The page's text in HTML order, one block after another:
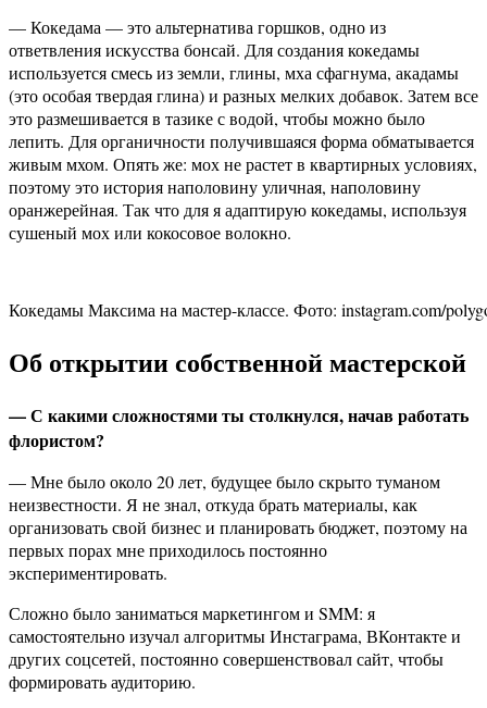
— Кокедама — это альтернатива горшков, одно из
ответвления искусства бонсай. Для создания кокедамы
используется смесь из земли, глины, мха сфагнума, акадамы
(это особая твердая глина) и разных мелких добавок. Затем все
это размешивается в тазике с водой, чтобы можно было
лепить. Для органичности получившаяся форма обматывается
живым мхом. Опять же: мох не растет в квартирных условиях,
поэтому это история наполовину уличная, наполовину
оранжерейная. Так что для я адаптирую кокедамы, используя
сушеный мох или кокосовое волокно.
Кокедамы Максима на мастер-классе. Фото: instagram.com/
Об открытии собственной мастерской
— С какими сложностями ты столкнулся, начав работать
флористом?
— Мне было около 20 лет, будущее было скрыто туманом
неизвестности. Я не знал, откуда брать материалы, как
организовать свой бизнес и планировать бюджет, поэтому на
первых порах мне приходилось постоянно
экспериментировать.
Сложно было заниматься маркетингом и SMM: я
самостоятельно изучал алгоритмы Инстаграма, ВКонтакте и
других соцсетей, постоянно совершенствовал сайт, чтобы
формировать аудиторию.